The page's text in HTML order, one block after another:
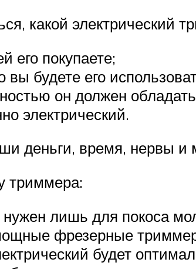
какой электрический
его покупаете;
вы будете его
он должен
электрический.
деньги, время, нервы и
триммера:
лишь для покоса
фрезерные
будет